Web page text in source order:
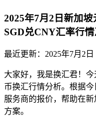
2025年7月2日新加坡
SGD兑CNY汇率行
最近更新： 2025年7月2日
大家好，我是换汇君！
币换汇行情分析。根据
服务商的报价，帮助在
方案。